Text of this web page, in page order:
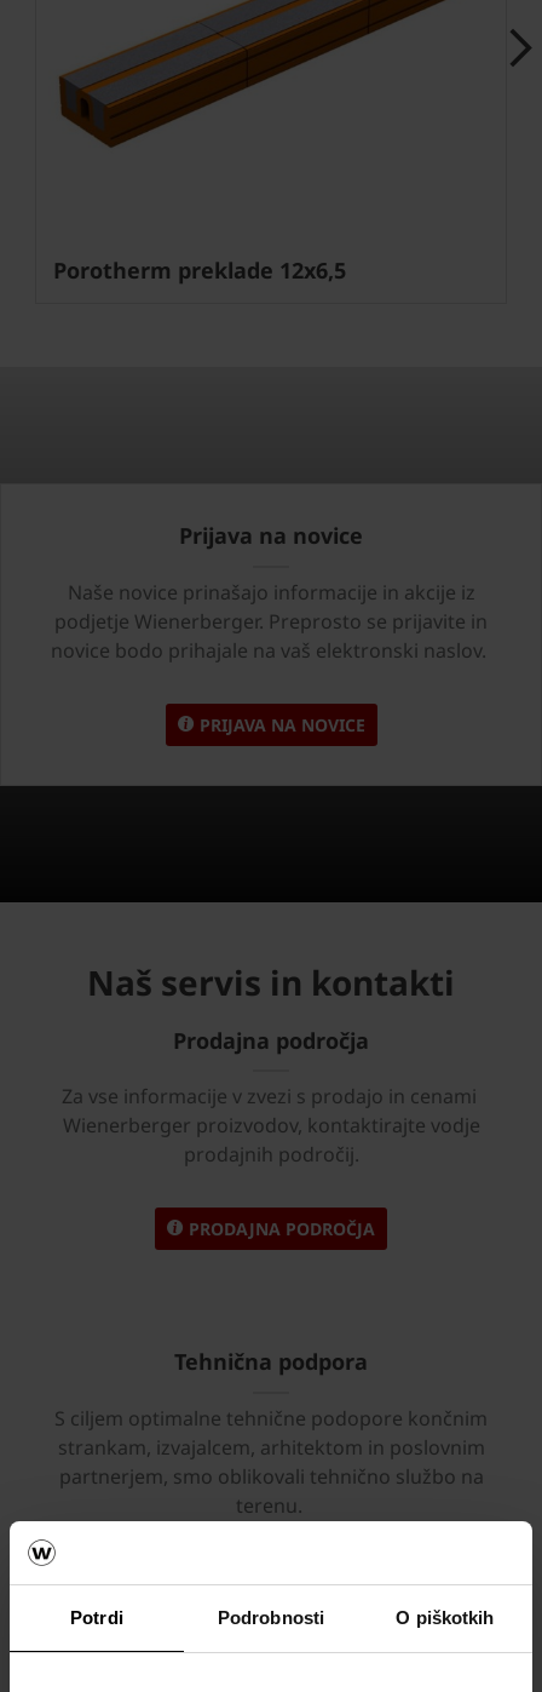
Potrdi Podrobnosti O piškotkih
Porotherm preklade 12x6,5
Next
Prijava na novice
Naše novice prinašajo informacije in akcije iz
podjetje Wienerberger. Preprosto se prijavite in
novice bodo prihajale na vaš elektronski naslov.
PRIJAVA NA NOVICE
Naš servis in kontakti
Prodajna področja
Za vse informacije v zvezi s prodajo in cenami
Wienerberger proizvodov, kontaktirajte vodje
prodajnih področij.
PRODAJNA PODROČJA
Tehnična podpora
S ciljem optimalne tehnične podopore končnim
strankam, izvajalcem, arhitektom in poslovnim
partnerjem, smo oblikovali tehnično službo na
terenu.
TEHNIČNA PODPORA